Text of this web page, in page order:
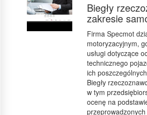
Biegły
zakresie
Firma Specmot
motoryzacyjnym,
usługi dotyczące
technicznego
ich
Biegły
w tym
ocenę na